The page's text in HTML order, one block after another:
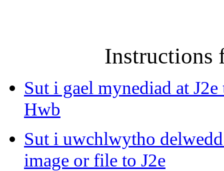
Instructions
Sut i gael mynediad at
Hwb
Sut i uwchlwytho
image or file to J2e